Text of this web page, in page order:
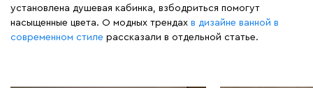
установлена душевая кабинка, взбодриться помогут
насыщенные цвета. О модных трендах в дизайне ванной в
современном стиле рассказали в отдельной статье.